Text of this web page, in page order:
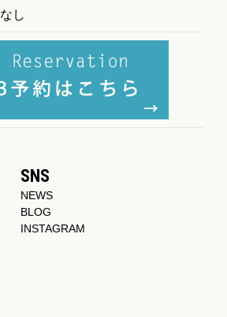
なし
SNS
NEWS
BLOG
INSTAGRAM